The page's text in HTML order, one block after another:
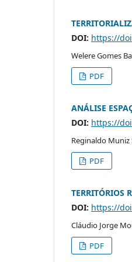
DOI: https://
Welere Gomes
PDF
ANÁLISE
DOI: https://
Reginaldo Muniz
PDF
TERRITÓRIOS
DOI: https://
Cláudio Jorge
PDF